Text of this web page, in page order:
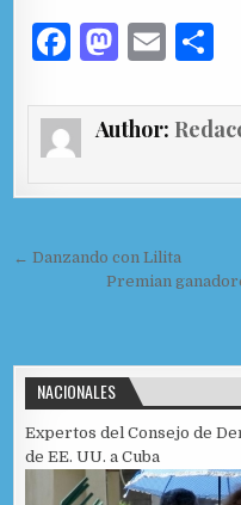
F
c
e
b
o
M
to
o
E
ai
r
Author:
Navegación de
← Danzando con Lilita
Premian
NACIONALES
Expertos del Consejo de
de EE. UU. a Cuba